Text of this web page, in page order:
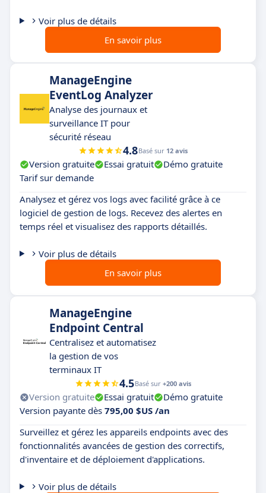
Voir plus de détails
En savoir plus
ManageEngine
EventLog Analyzer
Analyse des journaux et
surveillance IT pour
sécurité réseau
4.8Basé sur 12 avis
Version gratuite Essai gratuit
Démo gratuite
Tarif sur demande
Analysez et gérez vos logs avec facilité grâce à ce
logiciel de gestion de logs. Recevez des alertes en
temps réel et visualisez des rapports détaillés.
Voir plus de détails
En savoir plus
ManageEngine
Endpoint Central
Centralisez et automatisez
la gestion de vos
terminaux IT
4.5Basé sur +200 avis
Version gratuite Essai gratuit
Démo gratuite
Version payante dès 795,00 $US /an
Surveillez et gérez les appareils endpoints avec des
fonctionnalités avancées de gestion des correctifs,
d'inventaire et de déploiement d'applications.
Voir plus de détails